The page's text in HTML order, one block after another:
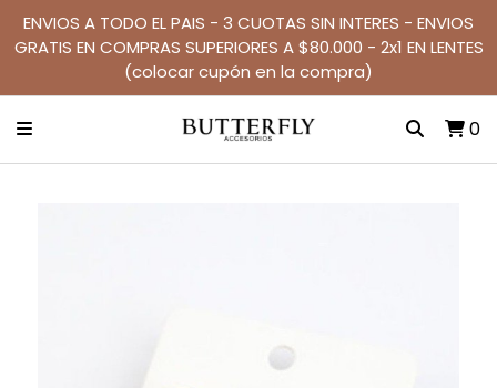
ENVIOS A TODO EL PAIS - 3 CUOTAS SIN INTERES - ENVIOS
GRATIS EN COMPRAS SUPERIORES A $80.000 - 2x1 EN LENTES
(colocar cupón en la compra)
0